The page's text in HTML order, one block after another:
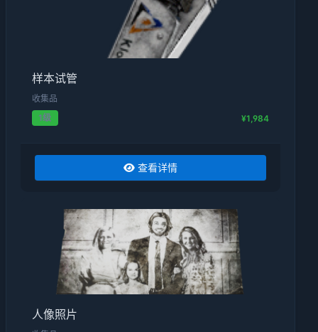
样本试管
收集品
1级
¥1,984
查看详情
人像照片